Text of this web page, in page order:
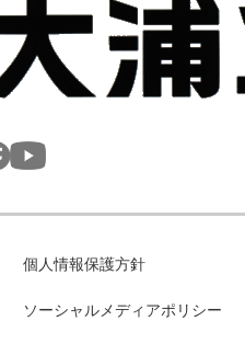
個人情報保護方針
ソーシャルメディアポリシー